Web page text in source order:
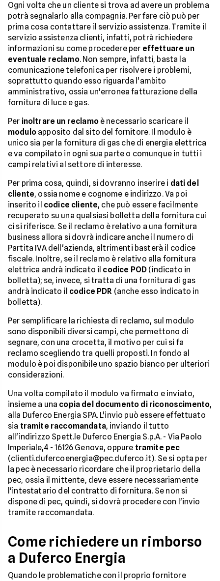
Ogni volta che un cliente si trova ad avere un problema
potrà segnalarlo alla compagnia. Per fare ciò può per
prima cosa contattare il servizio assistenza. Tramite il
servizio assistenza clienti, infatti, potrà richiedere
informazioni su come procedere per effettuare un
eventuale reclamo. Non sempre, infatti, basta la
comunicazione telefonica per risolvere i problemi,
soprattutto quando esso riguarda l'ambito
amministrativo, ossia un'erronea fatturazione della
fornitura di luce e gas.
Per inoltrare un reclamoè necessario scaricare il
moduloapposito dal sito del fornitore. Il modulo è
unico sia per la fornitura di gas che di energia elettrica
e va compilato in ogni sua parte o comunque in tutti i
campi relativi al settore di interesse.
Per prima cosa, quindi, si dovranno inserire i dati del
cliente, ossia nome e cognome e indirizzo. Va poi
inserito il codice cliente, che può essere facilmente
recuperato su una qualsiasi bolletta della fornitura cui
ci si riferisce. Se il reclamo è relativo a una fornitura
business allora si dovrà indicare anche il numero di
Partita IVA dell'azienda, altrimenti basterà il codice
fiscale. Inoltre, se il reclamo è relativo alla fornitura
elettrica andrà indicato il codice POD (indicato in
bolletta); se, invece, si tratta di una fornitura di gas
andrà indicato il codice PDR (anche esso indicato in
bolletta).
Per semplificare la richiesta di reclamo, sul modulo
sono disponibili diversi campi, che permettono di
segnare, con una crocetta, il motivo per cui si fa
reclamo scegliendo tra quelli proposti. In fondo al
modulo è poi disponibile uno spazio bianco per ulteriori
considerazioni.
Una volta compilato il modulo va firmato e inviato,
insieme a una copia del documento di riconoscimento,
alla Duferco Energia SPA. L'invio può essere effettuato
sia tramite raccomandata, inviando il tutto
all'indirizzo Spett.le Duferco Energia S.p.A. - Via Paolo
Imperiale,4 - 16126 Genova, oppure tramite pec
(clienti.dufercoenergia@pec.duferco.it). Se si opta per
la pec è necessario ricordare che il proprietario della
pec, ossia il mittente, deve essere necessariamente
l'intestatario del contratto di fornitura. Se non si
dispone di pec, quindi, si dovrà procedere con l'invio
tramite raccomandata.
Come richiedere un rimborso
a Duferco Energia
Quando le problematiche con il proprio fornitore